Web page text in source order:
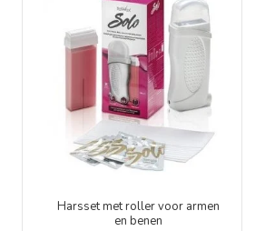
Harsset met roller voor armen
en benen